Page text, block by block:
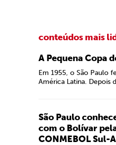
conteúdos mais
A Pequena Copa
Em 1955, o São Paulo
América Latina. Depois
São Paulo
com o Bolívar
CONMEBOL Sul-